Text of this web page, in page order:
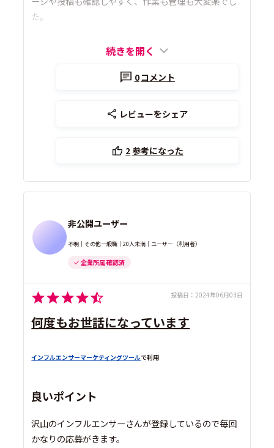
た。
続きを開く
0コメント
レビューをシェア
2参考になった
非公開ユーザー
不明｜その他一般職｜20人未満｜ユーザー（利用者）
企業所属 確認済
投稿日： 2024年06月03日
何度もお世話になっています
インフルエンサーマーケティングツールで利用
良いポイント
沢山のインフルエンサーさんが登録しているので毎回
かなりの応募がきます。